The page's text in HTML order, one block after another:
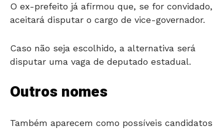
O ex-prefeito já afirmou que, se for convidado,
aceitará disputar o cargo de vice-governador.
Caso não seja escolhido, a alternativa será
disputar uma vaga de deputado estadual.
Outros nomes
Também aparecem como possíveis candidatos